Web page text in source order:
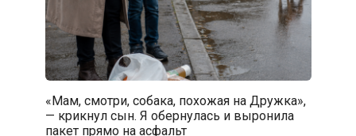
«Мам, смотри, собака, похожая на Дружка»,
— крикнул сын. Я обернулась и выронила
пакет прямо на асфальт